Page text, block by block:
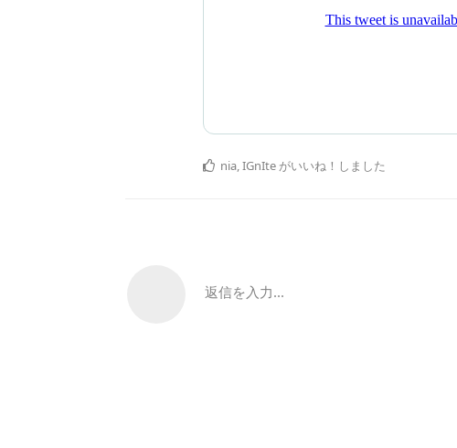
nia,IGnIte がいいね！しました
返信を入力...